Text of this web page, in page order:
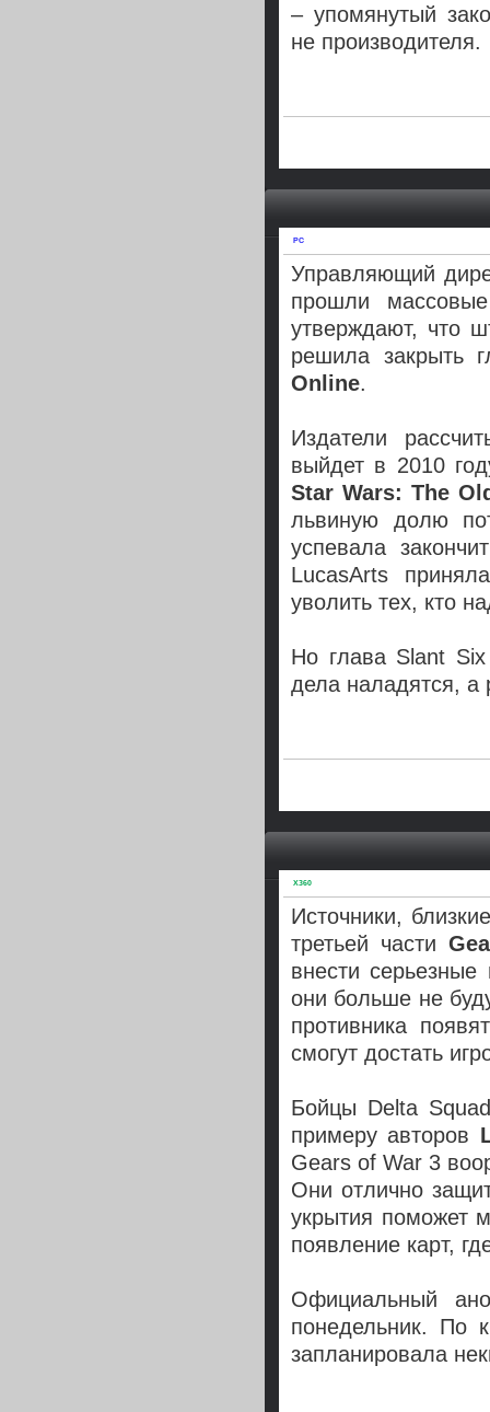
– упомянутый
не производителя.
PC
Управляющий
прошли
утверждают, что
решила закрыть
Online.
Издатели
выйдет в 2010
Star Wars: The
львиную долю
успевала
LucasArts
уволить тех, кто
Но глава Slant
дела наладятся, а
X360
Источники,
третьей части
внести
они больше не
противника
смогут достать
Бойцы Delta
примеру авторов
Gears of War 3
Они отлично
укрытия поможет
появление карт,
Официальный
понедельник. По
запланировала